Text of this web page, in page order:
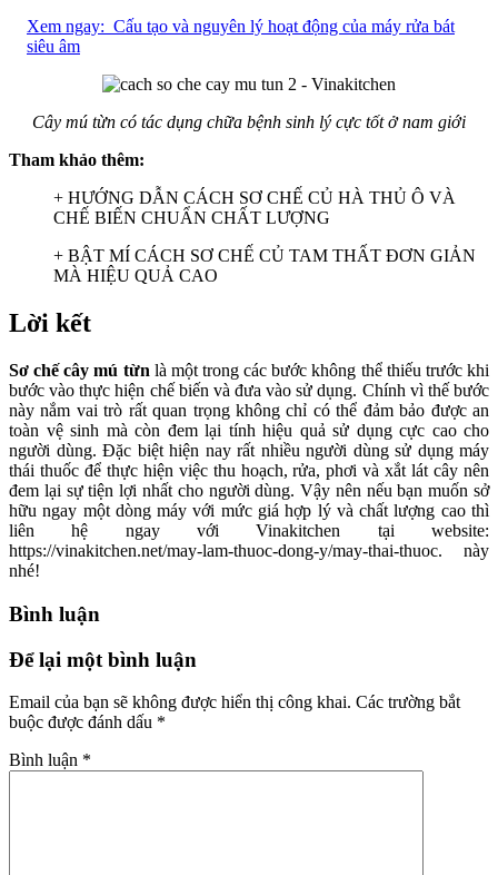
Xem ngay: Cấu tạo và nguyên lý hoạt động của máy rửa bát
siêu âm
Cây mú từn có tác dụng chữa bệnh sinh lý cực tốt ở nam giới
Tham khảo thêm:
+ HƯỚNG DẪN CÁCH SƠ CHẾ CỦ HÀ THỦ Ô VÀ
CHẾ BIẾN CHUẨN CHẤT LƯỢNG
+ BẬT MÍ CÁCH SƠ CHẾ CỦ TAM THẤT ĐƠN GIẢN
MÀ HIỆU QUẢ CAO
Lời kết
Sơ chế cây mú từn là một trong các bước không thể thiếu trước khi
bước vào thực hiện chế biến và đưa vào sử dụng. Chính vì thế bước
này nắm vai trò rất quan trọng không chỉ có thể đảm bảo được an
toàn vệ sinh mà còn đem lại tính hiệu quả sử dụng cực cao cho
người dùng. Đặc biệt hiện nay rất nhiều người dùng sử dụng máy
thái thuốc để thực hiện việc thu hoạch, rửa, phơi và xắt lát cây nên
đem lại sự tiện lợi nhất cho người dùng. Vậy nên nếu bạn muốn sở
hữu ngay một dòng máy với mức giá hợp lý và chất lượng cao thì
liên hệ ngay với Vinakitchen tại website:
https://vinakitchen.net/may-lam-thuoc-dong-y/may-thai-thuoc. này
nhé!
Bình luận
Để lại một bình luận
Email của bạn sẽ không được hiển thị công khai. Các trường bắt
buộc được đánh dấu *
Bình luận *